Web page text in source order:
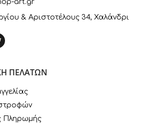
art.gr
& Αριστοτέλους 34, Χαλάνδρι
ΠΕΛΑΤΩΝ
Πληρωμής